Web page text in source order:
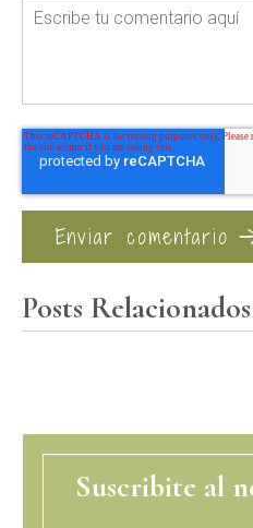
Posts Relacionados
Suscribite al